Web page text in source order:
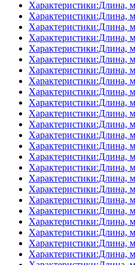
Характеристики:Длина,
Характеристики:Длина,
Характеристики:Длина,
Характеристики:Длина,
Характеристики:Длина,
Характеристики:Длина,
Характеристики:Длина,
Характеристики:Длина,
Характеристики:Длина,
Характеристики:Длина,
Характеристики:Длина,
Характеристики:Длина,
Характеристики:Длина,
Характеристики:Длина,
Характеристики:Длина,
Характеристики:Длина,
Характеристики:Длина,
Характеристики:Длина,
Характеристики:Длина,
Характеристики:Длина,
Характеристики:Длина,
Характеристики:Длина,
Характеристики:Длина,
Характеристики:Длина,